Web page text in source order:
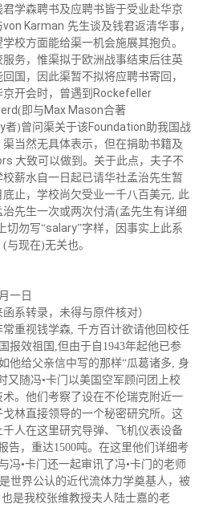
学森聘书及应聘书皆于受业赴华京
von Karman 先生谈及钱君返清华事，
校方面能给渠一机会施展其抱负。
务，惟渠拟于欧洲战事结束后往英
国，因此渠暂不拟将应聘书寄回，
京开会时，曾遇到 Rockefeller
(即与 Max Mason合著
者)曾问渠关于该Foundation助我国战
当然无具体表示，但在捐助书籍及
大致可以做到。关于此点，夫子不
薪水自一日起已请华社孟治先生暂
止，学校尚欠受业一千八百美元, 此
先生一次或两次付清(孟先生有详细
切勿写“salary”字样，因事实上此系
与现在)无关也。
一日
函系转录，未得与原件核对）
重视钱学森, 千方百计欲请他回校任
报效祖国,但由于自1943年起他已参
他给父亲信中写的那样“瓜葛诸多, 身
又随冯•卡门以美国空军顾问团上校
。他们考察了设在不伦瑞克附近一
林直接领导的一个秘密研究所。这
人在这里研究导弹、飞机仪表设备
告，重达1500吨。在这里他们详细考
冯•卡门还一起审讯了冯•卡门的老师
世界公认的近代流体力学奠基人，被
是我校张维教授夫人陆士嘉的老